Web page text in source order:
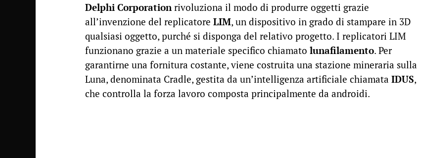
Delphi Corporation rivoluziona il modo di produrre oggetti grazie
all’invenzione del replicatore LIM, un dispositivo in grado di stampare in 3D
qualsiasi oggetto, purché si disponga del relativo progetto. I replicatori LIM
funzionano grazie a un materiale specifico chiamato lunafilamento. Per
garantirne una fornitura costante, viene costruita una stazione mineraria sulla
Luna, denominata Cradle, gestita da un’intelligenza artificiale chiamata IDUS,
che controlla la forza lavoro composta principalmente da androidi.